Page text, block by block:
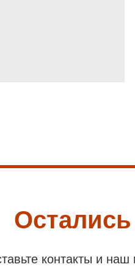
контакты и